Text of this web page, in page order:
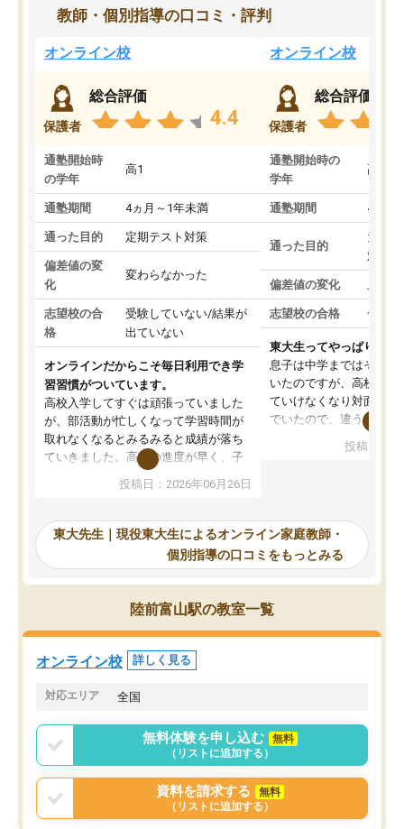
教師・個別指導の口コミ・評判
オンライン校
保護者
総合評価
4.4
通塾開始時
の学年
高1
通塾期間 4ヵ月～1年未満
通った目的 定期テスト対策
偏差値の変
化
変わらなかった
志望校の合
格
受験していない/結果が
出ていない
オンラインだからこそ毎日利用でき学
習習慣がついています。
高校入学してすぐは頑張っていました
が、部活動が忙しくなって学習時間が
取れなくなるとみるみると成績が落ち
ていきました。高校の進度が早く、子
供も家に帰って勉強の話すると嫌な反
応を示します。東大先生にお願いして
れるので、親としても安心です。毎日
使える自習室とかもあり、わからない
ところがあれば先生が回答してくれる
のも重宝しています。
投稿日：2026年06月26日
オンライン校
保護者
総合評価
通塾開始時の
学年
高3
通塾期間 4ヵ月
通った目的
大学
対策
偏差値の変化
志望校の合格 合格
東大生ってやっぱりすご
息子は中学まではそこそ
いたのですが、高校に入
ていけなくなり対面の塾
でいたので、違うアプロ
で、当初は模試でD判定
自習室が毎日使えていつ
るのが心強かったよう
謝です。
投稿日：
東大先生｜現役東大生によるオンライン家庭教師・
個別指導の口コミをもっとみる
陸前富山駅の教室一覧
オンライン校 詳しく見る
対応エリア 全国
無料体験を申し込む
無料
（リストに追加する）
資料を請求する
無料
（リストに追加する）